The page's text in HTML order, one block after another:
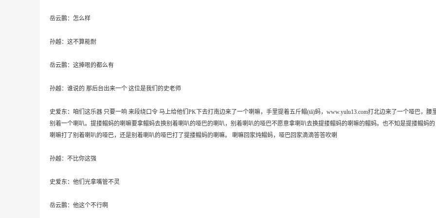
岳云鹏：怎么样
孙越：这不算能耐
岳云鹏：这捧哏的都么有
孙越：谁说的 那后台出来一个 这位是我们的史老师
史爱东：咱们这乐器 只要一响 来段绕口令 马上给他们PK下去打南边来了一个喇嘛，手里提着五斤鳎(tǎ)蚂，www.yulu13.com打北边来了一个哑巴，腰
别着一个喇叭。提搂鳎蚂的喇嘛要拿鳎蚂去换别着喇叭的哑巴的喇叭，别着喇叭的哑巴不愿意拿喇叭去换提搂鳎蚂的喇嘛的鳎蚂。也不知是提搂鳎蚂的
喇嘛打了别着喇叭的哑巴，还是别着喇叭的哑巴打了提搂鳎蚂的喇嘛。 喇嘛回家炖鳎蚂，哑巴回家滴滴答答吹喇
孙越：不比你这强
史爱东：他们光拿嘴管不灵
岳云鹏：他这个不行啊